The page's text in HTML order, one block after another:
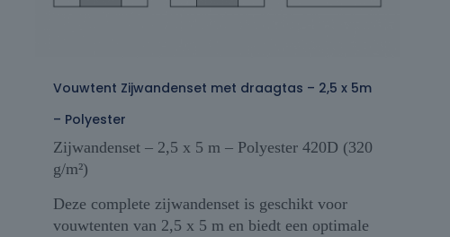
Vouwtent Zijwandenset met draagtas – 2,5 x 5m
– Polyester
Zijwandenset – 2,5 x 5 m – Polyester 420D (320
g/m²)
Deze complete zijwandenset is geschikt voor
vouwtenten van 2,5 x 5 m en biedt een optimale